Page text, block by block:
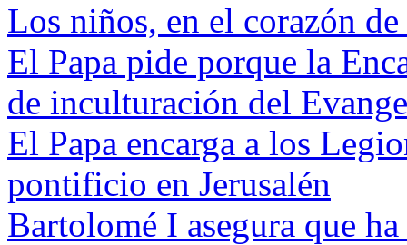
Los niños, en el corazón
El Papa pide porque la
de inculturación del
El Papa encarga a los
pontificio en Jerusalén
Bartolomé I asegura que